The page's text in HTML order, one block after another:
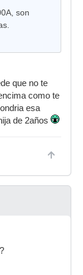
son
que no te
como te
esa
de 2años